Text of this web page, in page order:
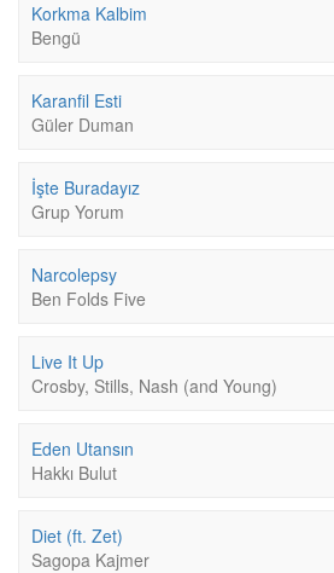
Korkma Kalbim
Bengü
Karanfil Esti
Güler Duman
İşte Buradayız
Grup Yorum
Narcolepsy
Ben Folds Five
Live It Up
Crosby, Stills, Nash (and Young)
Eden Utansın
Hakkı Bulut
Diet (ft. Zet)
Sagopa Kajmer